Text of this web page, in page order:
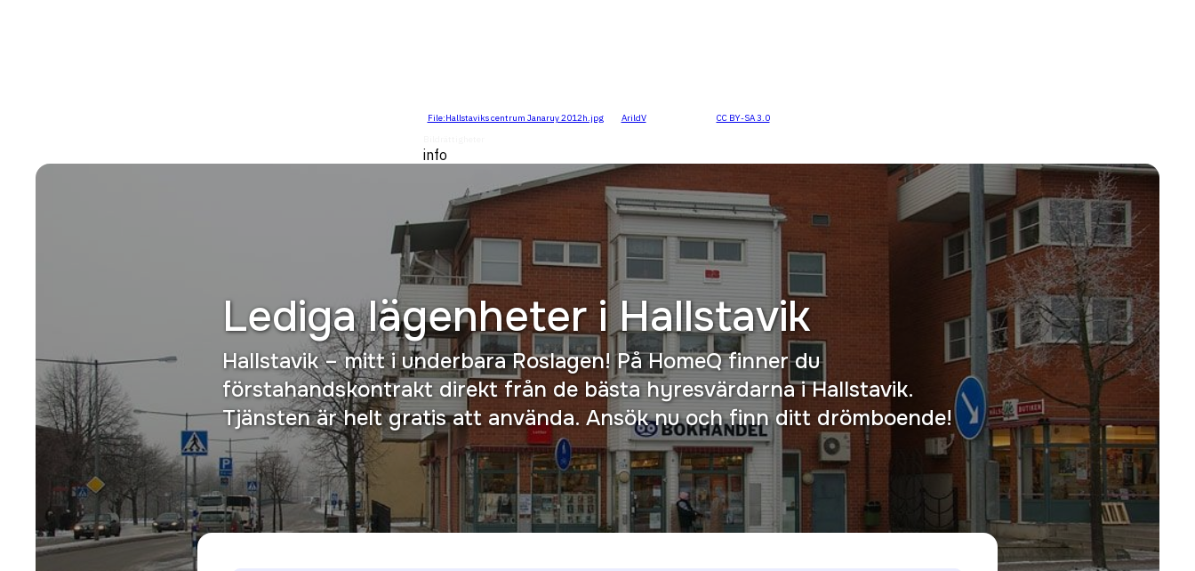
File:Hallstaviks centrum Janaruy 2012h.jpg" by ArildVis licensed under CC BY-SA 3.0.
info
Lediga lägenheter iHallstavik
Hallstavik – mitt i underbara Roslagen! På HomeQ finner du
förstahandskontrakt direkt från de bästa hyresvärdarna i Hallstavik.
Tjänsten är helt gratis att använda. Ansök nu och finn ditt drömboende!